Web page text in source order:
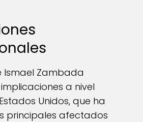
Ismael Zambada
a nivel
Unidos, que ha
principales afectados